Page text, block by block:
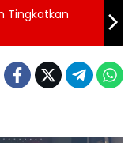
Tingkatkan